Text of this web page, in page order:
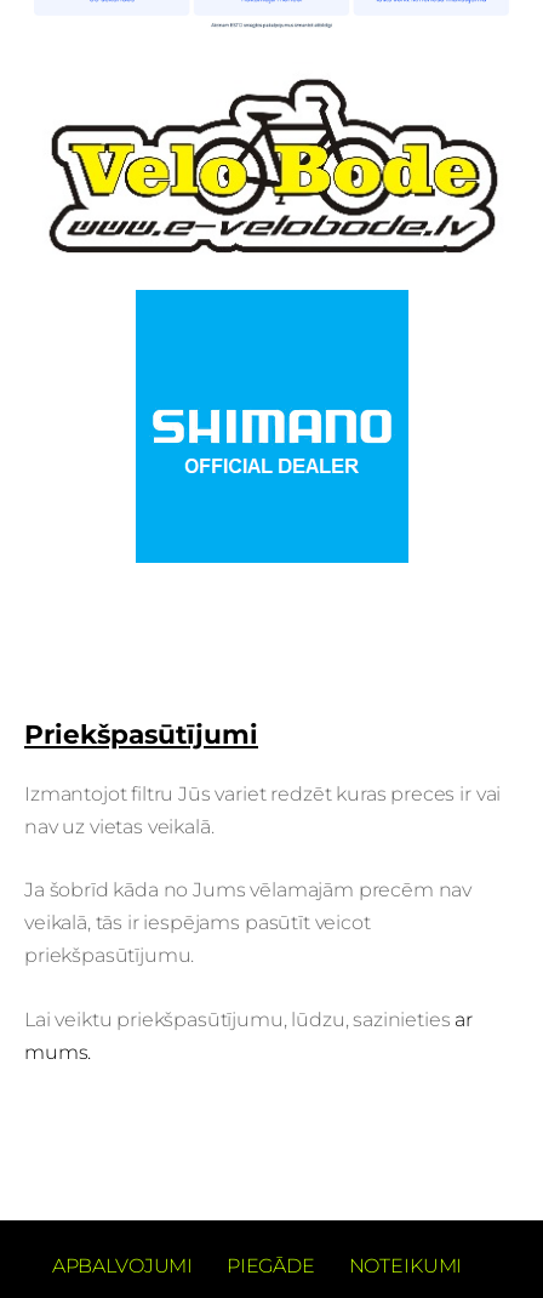
Priekšpasūtījumi
Izmantojot filtru Jūs variet redzēt kuras preces ir vai
nav uz vietas veikalā.
Ja šobrīd kāda no Jums vēlamajām precēm nav
veikalā, tās ir iespējams pasūtīt veicot
priekšpasūtījumu.
Lai veiktu priekšpasūtījumu, lūdzu, sazinieties ar
mums.
APBALVOJUMI PIEGĀDE
NOTEIKUMI